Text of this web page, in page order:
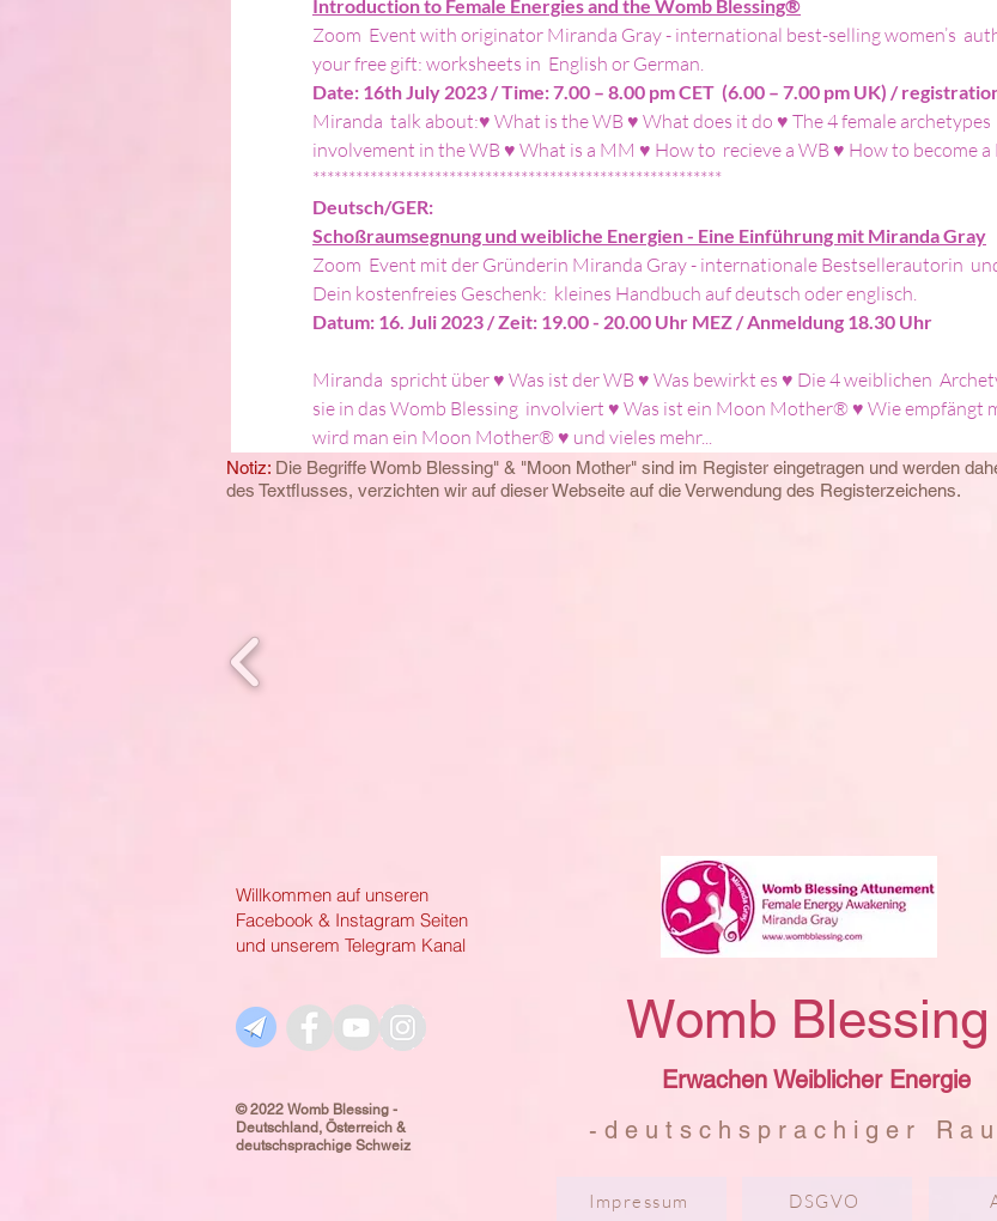
Introduction to Female Energies and the Womb Blessing®
Zoom  Event with originator Miranda Gray - international best-selling women’s
your free gift: worksheets in  English or German.
Date: 16th July 2023 / Time: 7.00 – 8.00 pm CET (6.00 – 7.00 pm UK) /
Miranda  talk about:♥ What is the WB ♥ What does it do ♥ The 4 female archetypes
involvement in the WB ♥ What is a MM ♥ How to  recieve a WB ♥ How to become
*********************************************************
Deutsch/GER:
Schoßraumsegnung und weibliche Energien - Eine Einführung mit Miranda Gray
Zoom  Event mit der Gründerin Miranda Gray - internationale Bestsellerautorin
Dein kostenfreies Geschenk:  kleines Handbuch auf deutsch oder englisch.
Datum: 16. Juli 2023 / Zeit: 19.00 - 20.00 Uhr MEZ / Anmeldung 18.30 Uhr
Miranda  spricht über ♥ Was ist der WB ♥ Was bewirkt es ♥ Die 4 weiblichen
sie in das Womb Blessing  involviert ♥ Was ist ein Moon Mother® ♥ Wie empfängt
wird man ein Moon Mother® ♥ und vieles mehr...
Notiz: Die Begriffe Womb Blessing" & "Moon Mother" sind im Register eingetragen und werden
des Textflusses, verzichten wir auf dieser Webseite auf die Verwendung des Registerzeichens.
Willkommen auf unseren
Facebook & Instagram Seiten
und unserem Telegram Kanal
© 2022 Womb Blessing -
Deutschland, Österreich &
deutschsprachige Schweiz
Womb
Erwachen Weiblicher Energie
- d e u t s c h s p r a c h i g e r R a
Impressum DSGVO